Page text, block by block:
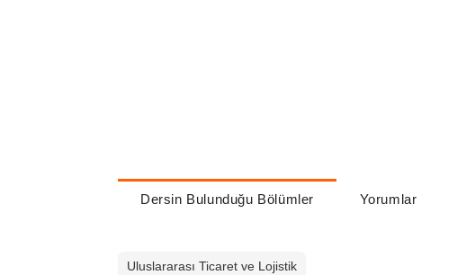
Dersin Bulunduğu Bölümler Yorumlar
Uluslararası Ticaret ve Lojistik